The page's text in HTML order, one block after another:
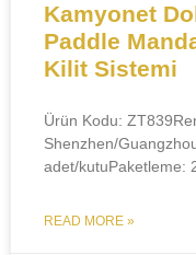
Kamyonet
Paddle
Kilit Sistemi​​
Ürün Kodu:
Shenzhen/
adet/kutuPaketleme:
READ MORE »